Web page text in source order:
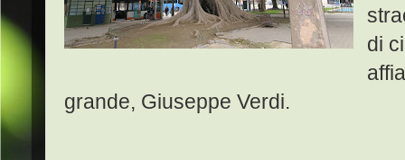
di
grande, Giuseppe Verdi.